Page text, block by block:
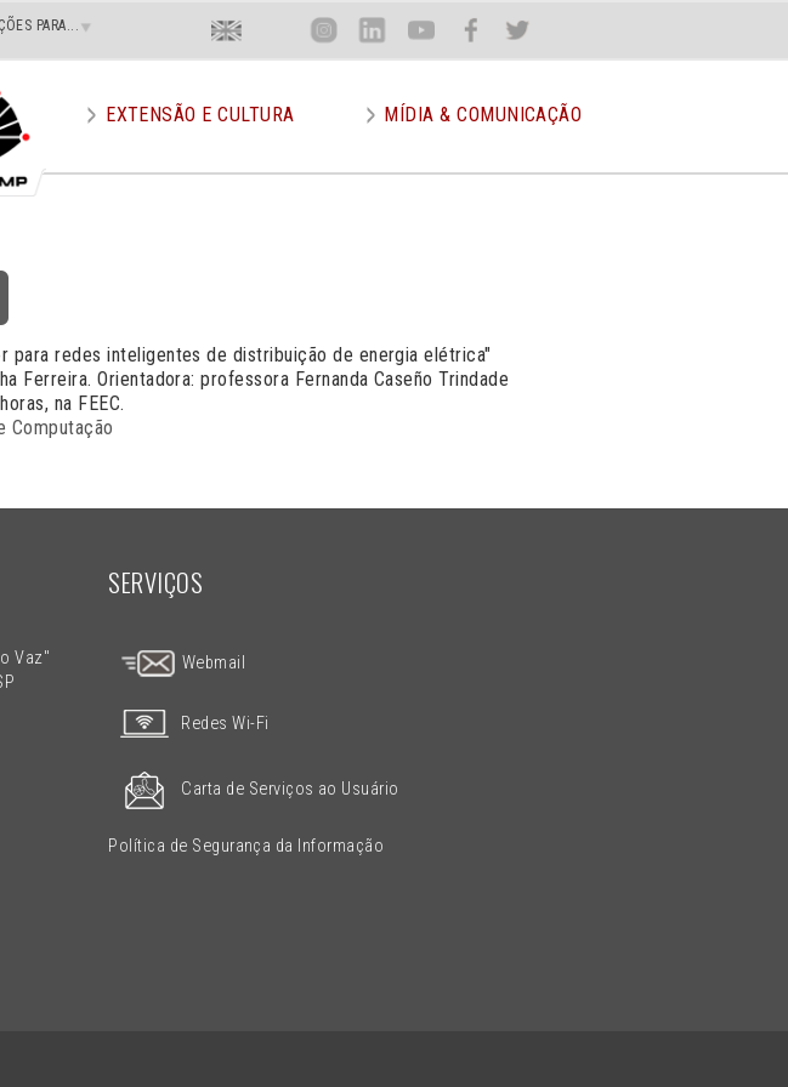
PARA... Menu
Superior
Direito
En Inst Lin You Face Twit
EXTENSÃO E CULTURA MÍDIA & COMUNICAÇÃO
para redes inteligentes de distribuição de energia elétrica"
Ferreira. Orientadora: professora Fernanda Caseño Trindade
na FEEC.
Computação
Vaz"
SERVIÇOS
Webmail
Redes Wi-Fi
Carta de Serviços ao Usuário
Política de Segurança da Informação